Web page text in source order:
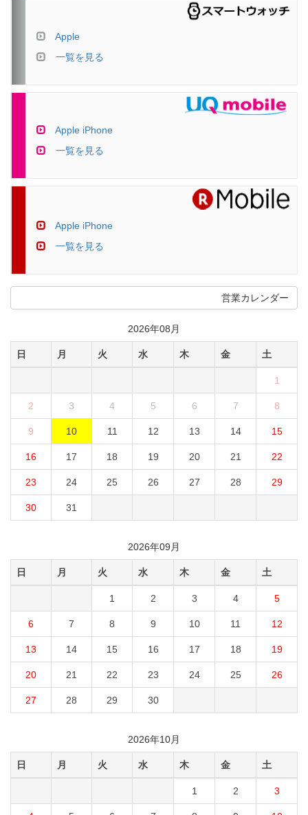
Apple
一覧を見る
Apple iPhone
一覧を見る
Apple iPhone
一覧を見る
営業カレンダー
2026年08月
日 月 火 水 木 金 土
1
2 3 4 5 6 7 8
9 10 11 12 13 14 15
16 17 18 19 20 21 22
23 24 25 26 27 28 29
30 31
2026年09月
日 月 火 水 木 金 土
1 2 3 4 5
6 7 8 9 10 11 12
13 14 15 16 17 18 19
20 21 22 23 24 25 26
27 28 29 30
2026年10月
日 月 火 水 木 金 土
1 2 3